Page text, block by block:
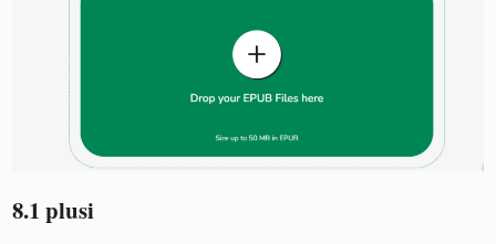
8.1 plusi